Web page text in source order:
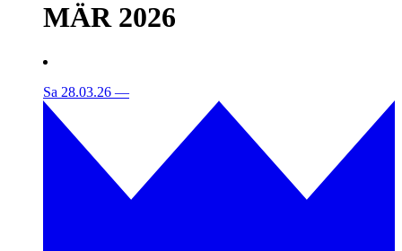
MÄR 2026
Sa 28.03.26 —